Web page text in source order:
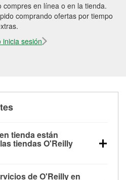
compres en línea o en la tienda.
comprando ofertas por tiempo
inicia sesión
tienda están
tiendas O'Reilly
de O'Reilly en